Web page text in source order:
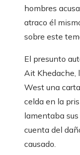
hombres
atraco él
sobre este
El presunto
Ait Khedache,
West una
celda en la
lamentaba
cuenta del
causado.